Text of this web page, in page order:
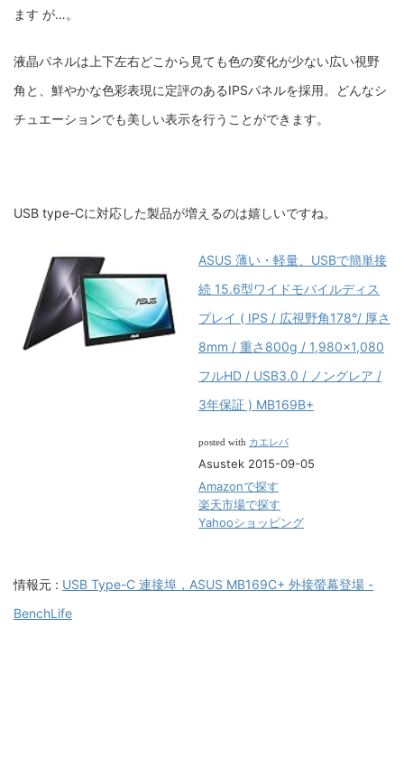
ます が…。
液晶パネルは 上下左右どこから見ても色の変化が少ない広い視野
角と、鮮やかな色彩表現に定評のあるIPSパネルを採用。どんなシ
チュエーションでも美しい表示を行うことができます。
USB type-Cに対応した製品が増えるのは嬉しいですね。
ASUS 薄い・軽量、USBで簡単接
続 15.6型ワイドモバイルディス
プレイ ( IPS / 広視野角178°/ 厚さ
8mm / 重さ800g / 1,980×1,080
フルHD / USB3.0 / ノングレア /
3年保証 ) MB169B+
posted with カエレバ
Asustek 2015-09-05
Amazonで探す
楽天市場で探す
Yahooショッピング
情報元 : USB Type-C 連接埠，ASUS MB169C+ 外接螢幕登場 -
BenchLife